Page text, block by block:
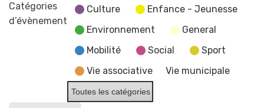
Catégories
d’évènement
Culture
Enfance - Jeunesse
Environnement
General
Mobilité
Social
Sport
Vie associative
Vie municipale
Toutes les catégories